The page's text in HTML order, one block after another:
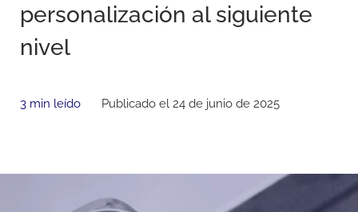
personalización al siguiente
nivel
3 min leído Publicado el 24 de junio de 2025